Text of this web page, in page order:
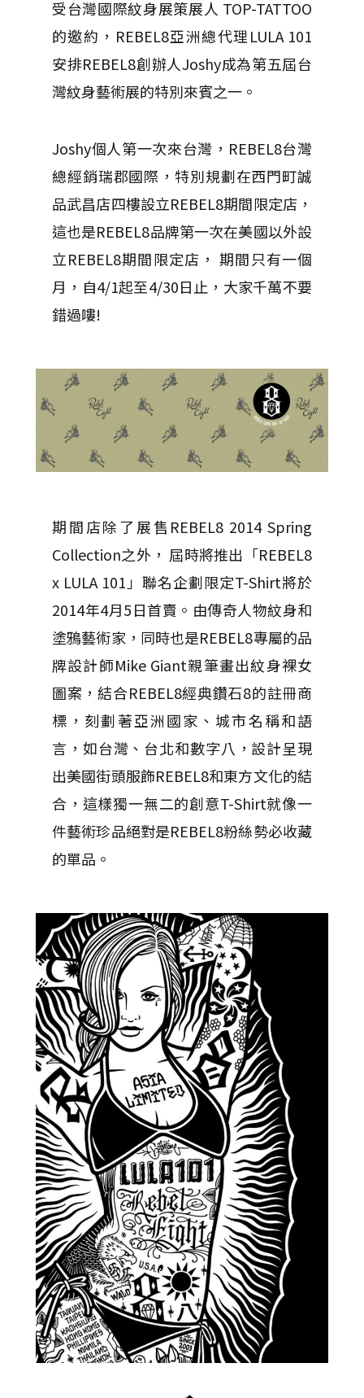
受台灣國際紋身展策展人 TOP-TATTOO
的邀約，REBEL8亞洲總代理LULA 101
安排REBEL8創辦人Joshy成為第五屆台
灣紋身藝術展的特別來賓之一。
Joshy個人第一次來台灣，REBEL8台灣
總經銷瑞郡國際，特別規劃在西門町誠
品武昌店四樓設立REBEL8期間限定店，
這也是REBEL8品牌第一次在美國以外設
立REBEL8期間限定店， 期間只有一個
月，自4/1起至4/30日止，大家千萬不要
錯過嘍!
期間店除了展售REBEL8 2014 Spring
Collection之外， 屆時將推出「REBEL8
x LULA 101」聯名企劃限定T-Shirt將於
2014年4月5日首賣。由傳奇人物紋身和
塗鴉藝術家，同時也是REBEL8專屬的品
牌設計師Mike Giant親筆畫出紋身裸女
圖案，結合REBEL8經典鑽石8的註冊商
標，刻劃著亞洲國家、城市名稱和語
言，如台灣、台北和數字八，設計呈現
出美國街頭服飾REBEL8和東方文化的結
合，這樣獨一無二的創意T-Shirt就像一
件藝術珍品絕對是REBEL8粉絲勢必收藏
的單品。